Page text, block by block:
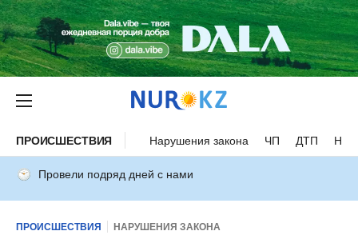
ПРОИСШЕСТВИЯ Нарушения закона ЧП ДТП
Провели подряд дней с нами
ПРОИСШЕСТВИЯ НАРУШЕНИЯ ЗАКОНА